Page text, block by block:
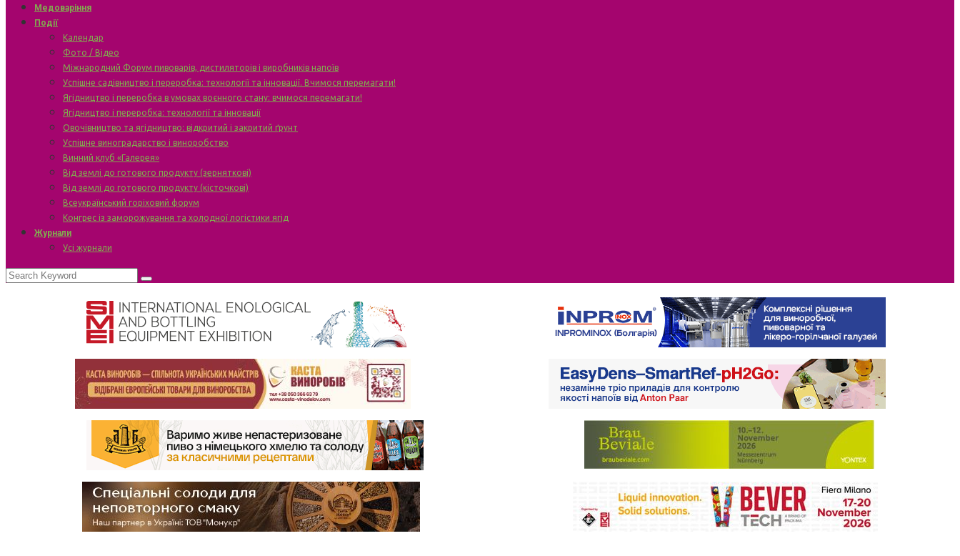
Медоваріння
Події
Календар
Фото / Відео
Міжнародний Форум пивоварів, дистиляторів і виробників напоїв
Успішне садівництво і переробка: технології та інновації. Вчимося перемагати!
Ягідництво і переробка в умовах воєнного стану: вчимося перемагати!
Ягідництво і переробка: технології та інновації
Овочівництво та ягідництво: відкритий і закритий ґрунт
Успішне виноградарство і виноробство
Винний клуб «Галерея»
Від землі до готового продукту (зерняткові)
Від землі до готового продукту (кісточкові)
Всеукраїнський горіховий форум
Конгрес із заморожування та холодної логістики ягід
Журнали
Усі журнали